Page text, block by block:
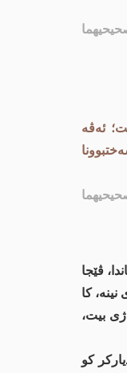
ئه‌ڤه‌
ڤێجا
كا
بیت،
کو